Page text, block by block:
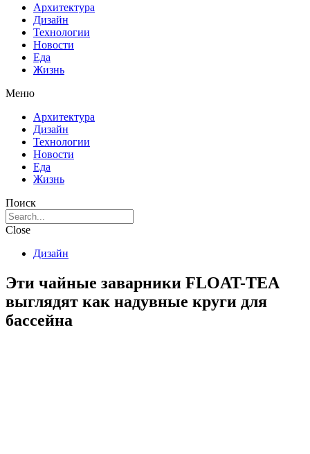
Архитектура
Дизайн
Технологии
Новости
Еда
Жизнь
Меню
Архитектура
Дизайн
Технологии
Новости
Еда
Жизнь
Поиск
Close
Дизайн
Эти чайные заварники FLOAT-TEA
выглядят как надувные круги для
бассейна